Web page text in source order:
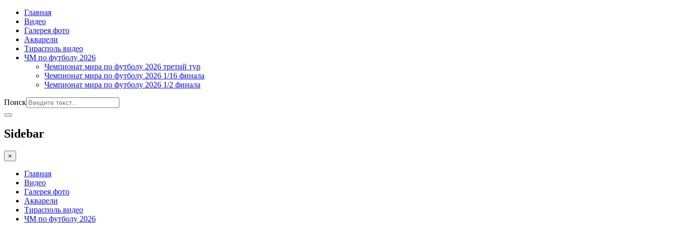
Главная
Видео
Галерея фото
Акварели
Тирасполь видео
ЧМ по футболу 2026
Чемпионат мира по футболу 2026 третий тур
Чемпионат мира по футболу 2026 1/16 финала
Чемпионат мира по футболу 2026 1/2 финала
Поиск
Sidebar
×
Главная
Видео
Галерея фото
Акварели
Тирасполь видео
ЧМ по футболу 2026